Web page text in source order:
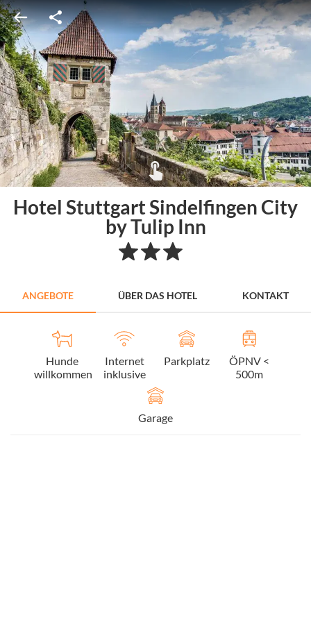
Hotel Stuttgart Sindelfingen City
by Tulip Inn
ANGEBOTE ÜBER DAS HOTEL KONTAKT
Hunde
willkommen
Internet
inklusive
Parkplatz
ÖPNV <
500m
Garage